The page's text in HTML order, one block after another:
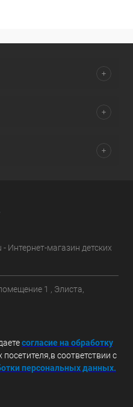
Интернет-магазин детских
1 , Элиста,
согласие на обработку
соответствии с
персональных данных.